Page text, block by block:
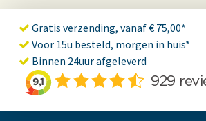
Gratis verzending, vanaf € 75,00*
Voor 15u besteld, morgen in huis*
Binnen 24uur afgeleverd